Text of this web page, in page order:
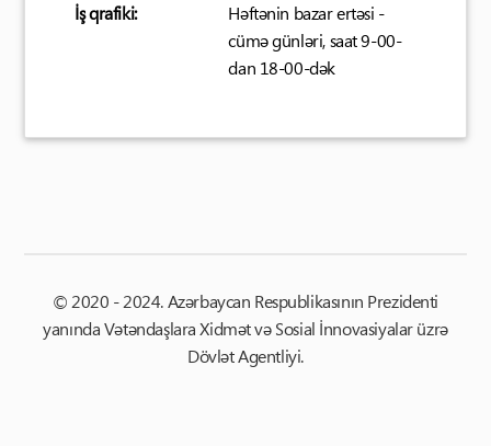
İş qrafiki:
Həftənin bazar ertəsi -
cümə günləri, saat 9-00-
dan 18-00-dək
© 2020 - 2024. Azərbaycan Respublikasının Prezidenti
yanında Vətəndaşlara Xidmət və Sosial İnnovasiyalar üzrə
Dövlət Agentliyi.